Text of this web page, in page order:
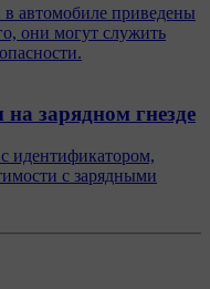
в автомобиле приведены
они могут служить
зарядном гнезде
идентификатором,
с зарядными